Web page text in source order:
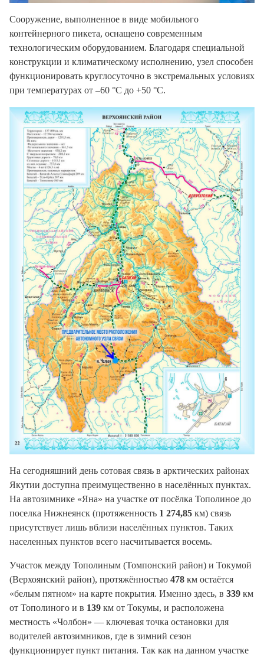
Сооружение, выполненное в виде мобильного
контейнерного пикета, оснащено современным
технологическим оборудованием. Благодаря специальной
конструкции и климатическому исполнению, узел способен
функционировать круглосуточно в экстремальных условиях
при температурах от –60 °C до +50 °C.
На сегодняшний день сотовая связь в арктических районах
Якутии доступна преимущественно в населённых пунктах.
На автозимнике «Яна» на участке от посёлка Тополиное до
поселка Нижнеянск (протяженность 1 274,85 км) связь
присутствует лишь вблизи населённых пунктов. Таких
населенных пунктов всего насчитывается восемь.
Участок между Тополиным (Томпонский район) и Токумой
(Верхоянский район), протяжённостью 478 км остаётся
«белым пятном» на карте покрытия. Именно здесь, в 339 км
от Тополиного и в 139 км от Токумы, и расположена
местность «Чолбон» — ключевая точка остановки для
водителей автозимников, где в зимний сезон
функционирует пункт питания. Так как на данном участке